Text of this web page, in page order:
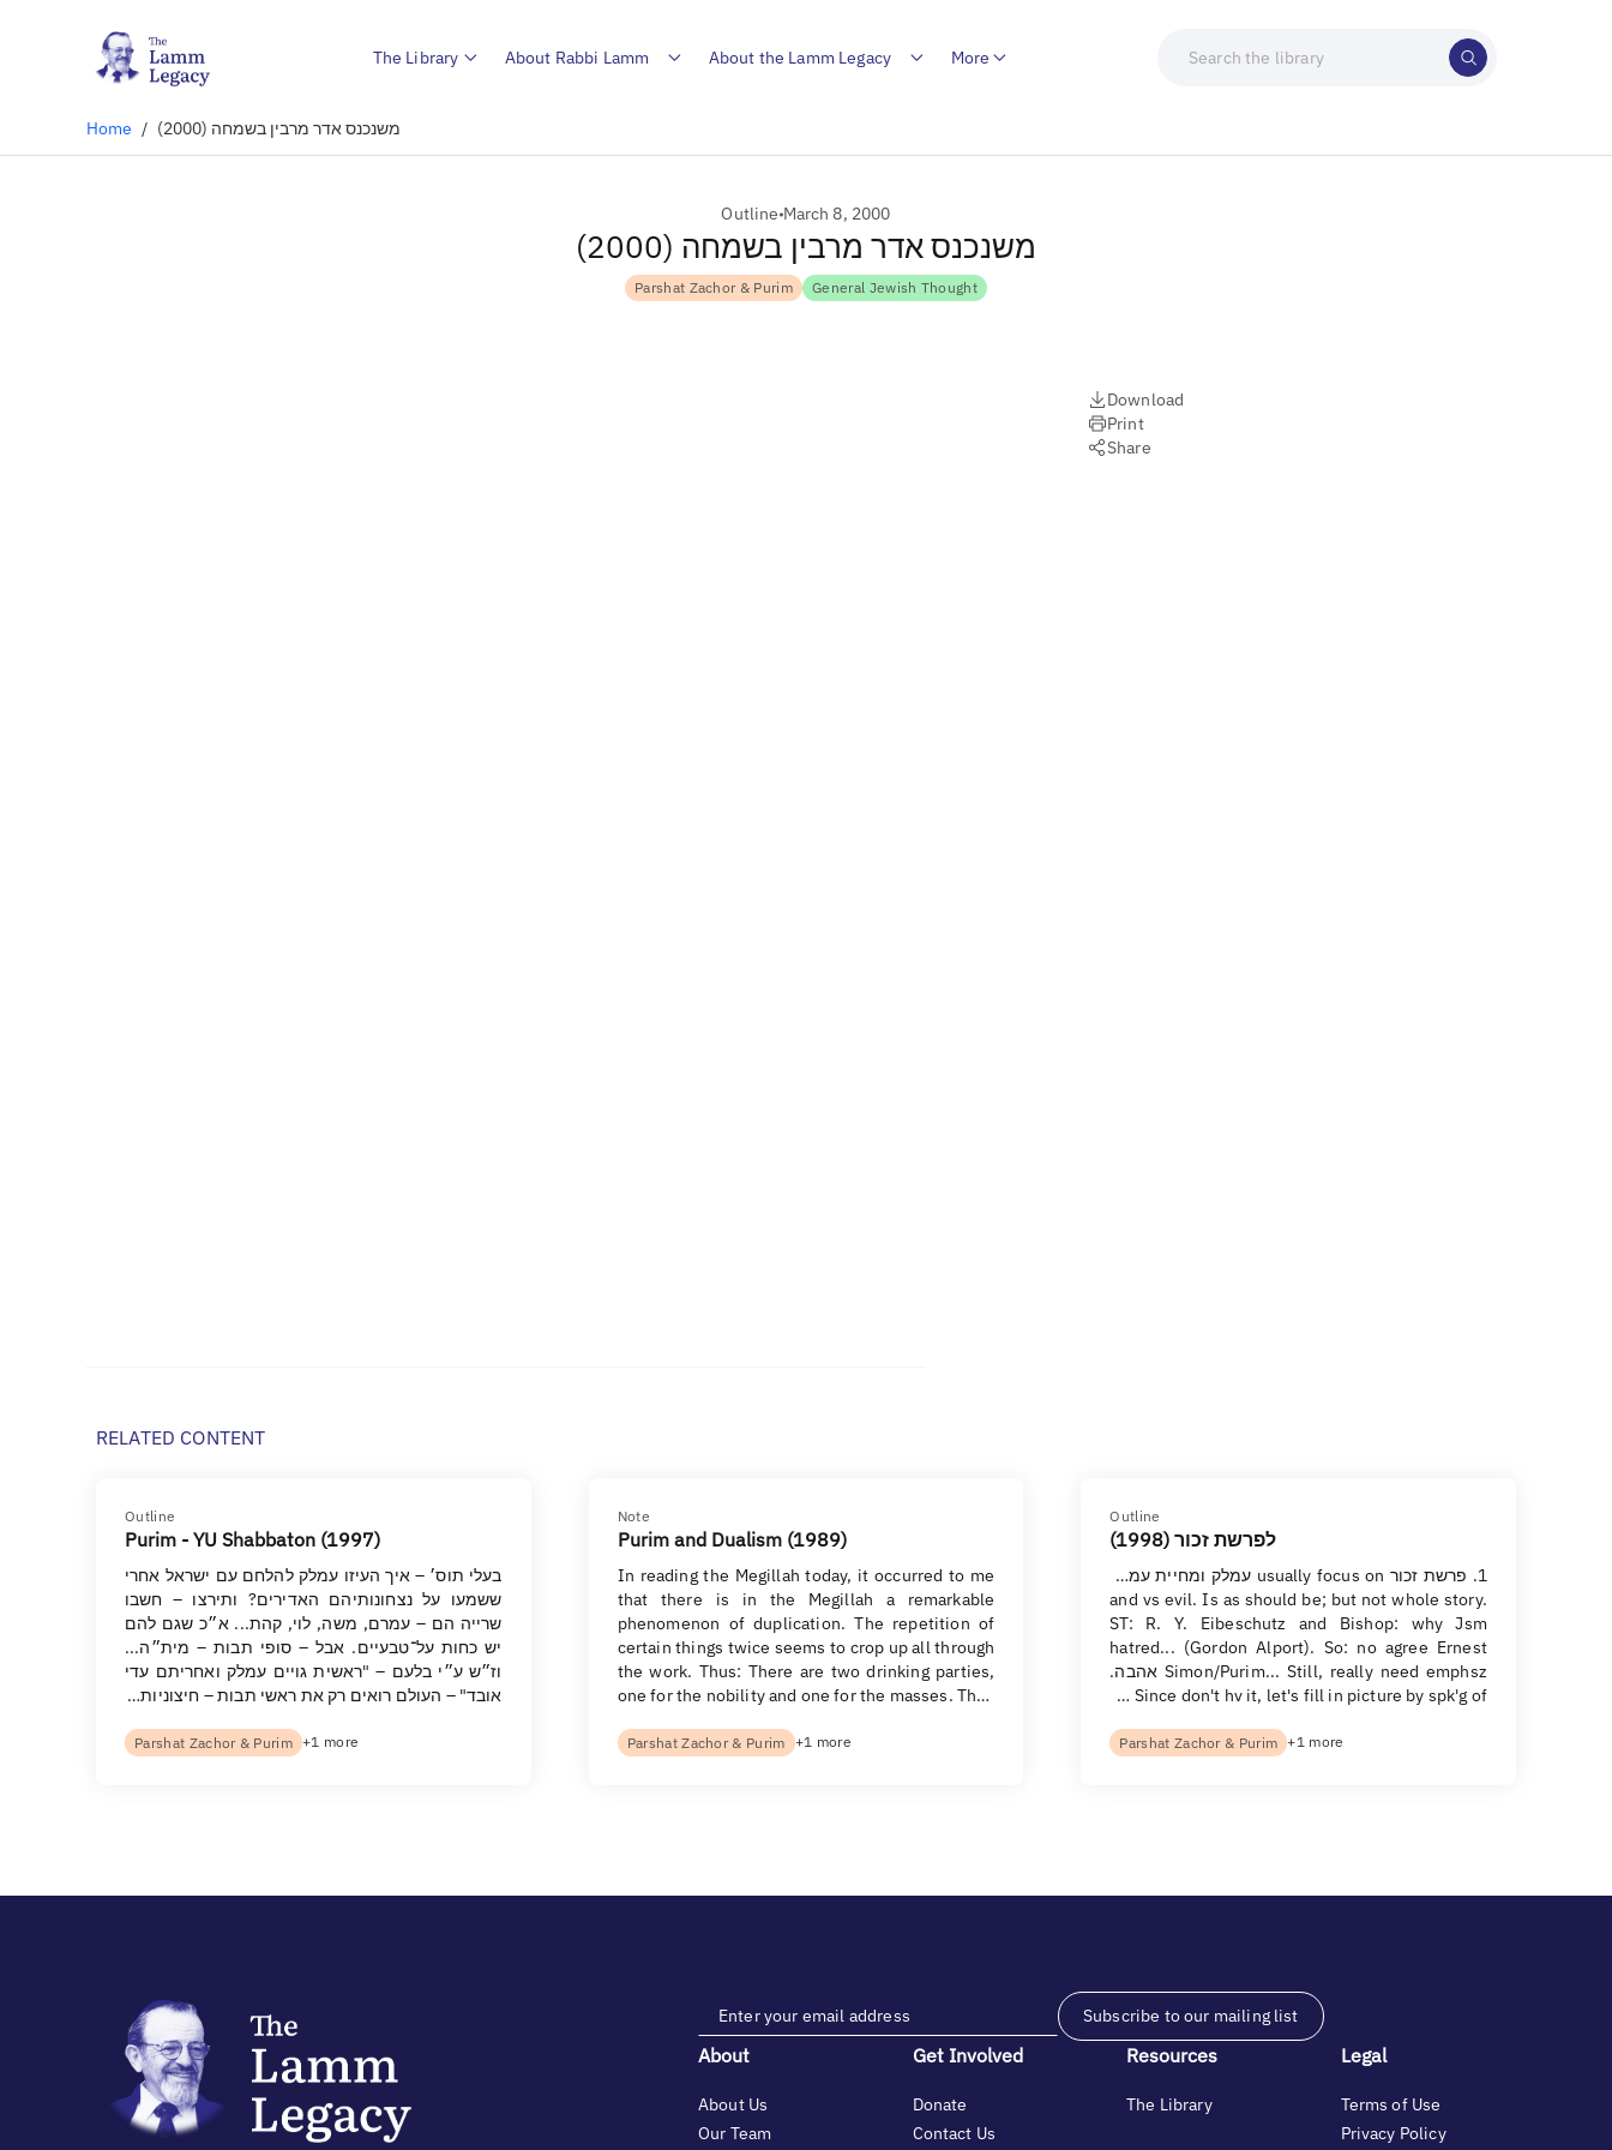
The Library About Rabbi Lamm About the Lamm Legacy More
Home / משנכנס אדר מרבין בשמחה (2000)
Outline March 8, 2000
משנכנס אדר מרבין בשמחה (2000)
Parshat Zachor & Purim General Jewish Thought
Download
Print
Share
RELATED CONTENT
Outline
Purim - YU Shabbaton (1997)
בעלי תוס׳ – איך העיזו עמלק להלחם עם ישראל אחרי
ששמעו על נצחונותיהם האדירים? ותירצו – חשבו
שרייה הם – עמרם, משה, לוי, קהת... א״כ שגם להם
יש כחות על־טבעיים. אבל – סופי תבות – מית״ה...
וז״ש ע״י בלעם – "ראשית גויים עמלק ואחריתם עדי
אובד" – העולם רואים רק את ראשי תבות – חיצוניות…
Parshat Zachor & Purim +1 more
Note
Purim and Dualism (1989)
In reading the Megillah today, it occurred to me
that there is in the Megillah a remarkable
phenomenon of duplication. The repetition of
certain things twice seems to crop up all through
the work. Thus: There are two drinking parties,
one for the nobility and one for the masses. Th…
Parshat Zachor & Purim +1 more
Outline
לפרשת זכור (1998)
1. פרשת זכור usually focus on עמלק ומחיית עמלק
and vs evil. Is as should be; but not whole story.
ST: R. Y. Eibeschutz and Bishop: why Jsm
hatred... (Gordon Alport). So: no agree Ernest
Simon/Purim... Still, really need emphsz אהבה.
Since don't hv it, let's fill in picture by spk'g of …
Parshat Zachor & Purim +1 more
Subscribe to our mailing list
About
About Us
Our Team
Get Involved
Donate
Contact Us
Resources
The Library
Legal
Terms of Use
Privacy Policy